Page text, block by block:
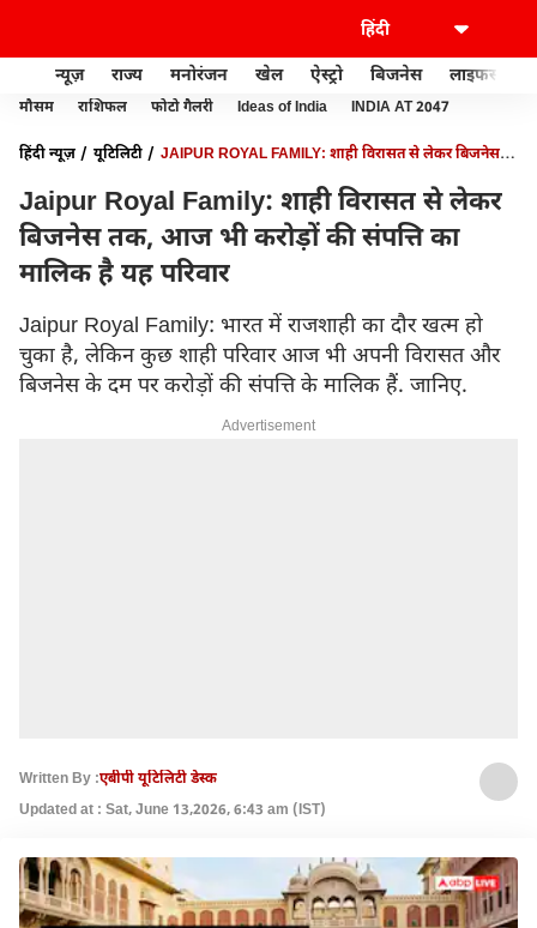
न्यूज़ राज्य मनोरंजन खेल ऐस्ट्रो बिजनेस लाइफस्टाइल
मौसम राशिफल फोटो गैलरी Ideas of India INDIA AT 2047
हिंदी न्यूज़ यूटिलिटी
JAIPUR ROYAL FAMILY: शाही विरासत से लेकर बिजनेस
Jaipur Royal Family: शाही विरासत से लेकर
बिजनेस तक, आज भी करोड़ों की संपत्ति का
मालिक है यह परिवार
Jaipur Royal Family: भारत में राजशाही का दौर खत्म हो
चुका है, लेकिन कुछ शाही परिवार आज भी अपनी विरासत और
बिजनेस के दम पर करोड़ों की संपत्ति के मालिक हैं. जानिए.
Advertisement
Written By :एबीपी यूटिलिटी डेस्क
Updated at : Sat, June 13,2026, 6:43 am (IST)